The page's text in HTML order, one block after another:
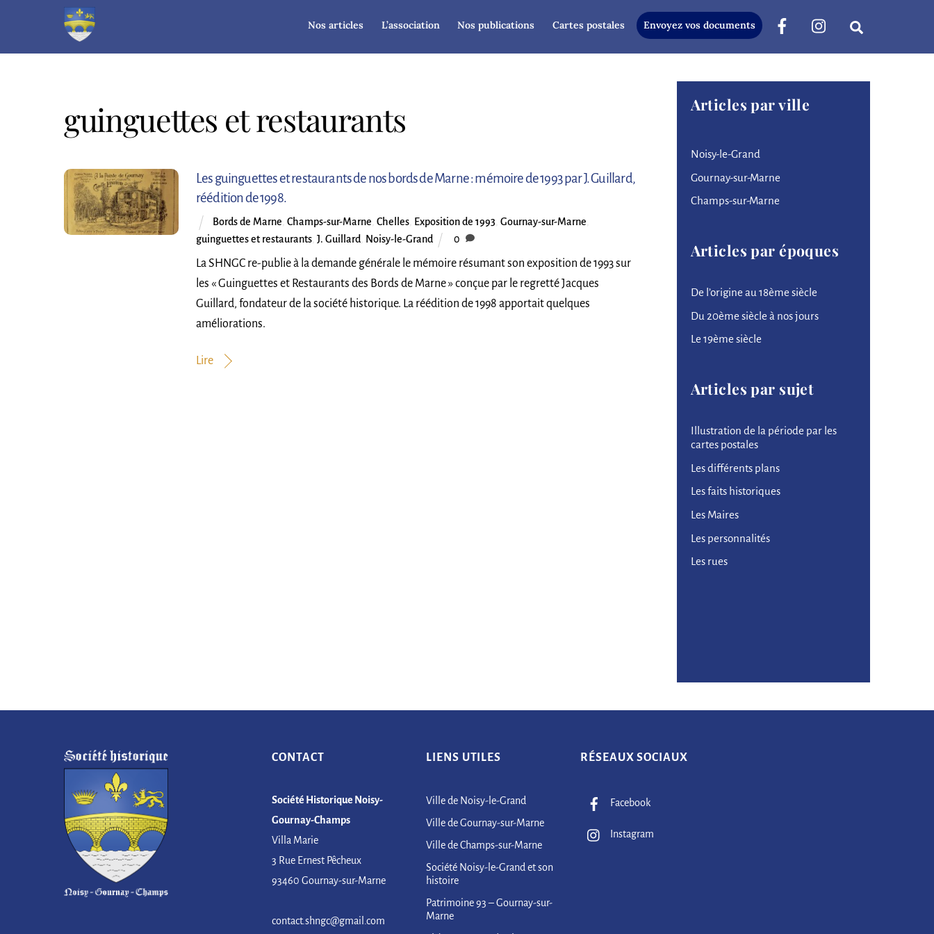
Nos articles L’association Nos publications Cartes postales Envoyez vos documents
guinguettes et restaurants
Les guinguettes et restaurants de nos bords de Marne : mémoire de 1993 par J. Guillard,
réédition de 1998.
Bords de Marne Champs-sur-Marne Chelles, Exposition de 1993 Gournay-sur-Marne
guinguettes et restaurants, J. Guillard, Noisy-le-Grand 0
La SHNGC re-publie à la demande générale le mémoire résumant son exposition de 1993 sur
les « Guinguettes et Restaurants des Bords de Marne » conçue par le regretté Jacques
Guillard, fondateur de la société historique. La réédition de 1998 apportait quelques
améliorations.
Lire
Articles par ville
Noisy-le-Grand
Gournay-sur-Marne
Champs-sur-Marne
Articles par époques
De l’origine au 18ème siècle
Du 20ème siècle à nos jours
Le 19ème siècle
Articles par sujet
Illustration de la période par les
cartes postales
Les différents plans
Les faits historiques
Les Maires
Les personnalités
Les rues
CONTACT
Société Historique Noisy-
Gournay-Champs
Villa Marie
3 Rue Ernest Pêcheux
93460 Gournay-sur-Marne
contact.shngc@gmail.com
LIENS UTILES
Ville de Noisy-le-Grand
Ville de Gournay-sur-Marne
Ville de Champs-sur-Marne
Société Noisy-le-Grand et son
histoire
Patrimoine 93 – Gournay-sur-
Marne
RÉSEAUX SOCIAUX
Facebook
Instagram